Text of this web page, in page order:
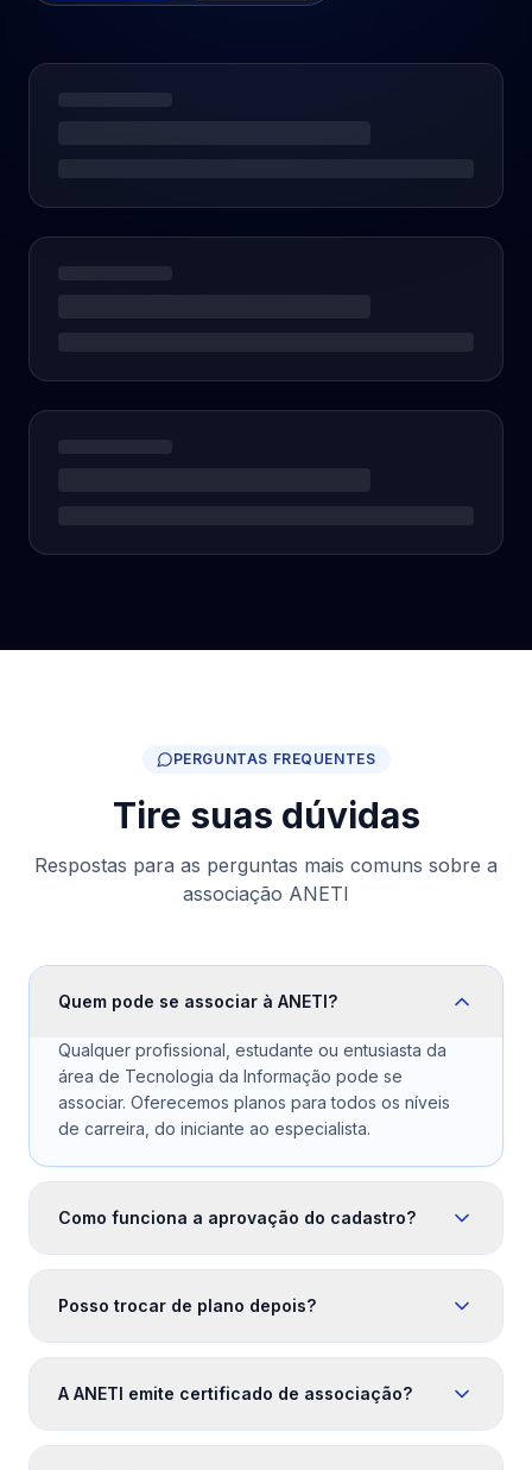
PERGUNTAS FREQUENTES
Tire suas dúvidas
Respostas para as perguntas mais comuns sobre a
associação ANETI
Quem pode se associar à ANETI?
Qualquer profissional, estudante ou entusiasta da
área de Tecnologia da Informação pode se
associar. Oferecemos planos para todos os níveis
de carreira, do iniciante ao especialista.
Como funciona a aprovação do cadastro?
Posso trocar de plano depois?
A ANETI emite certificado de associação?